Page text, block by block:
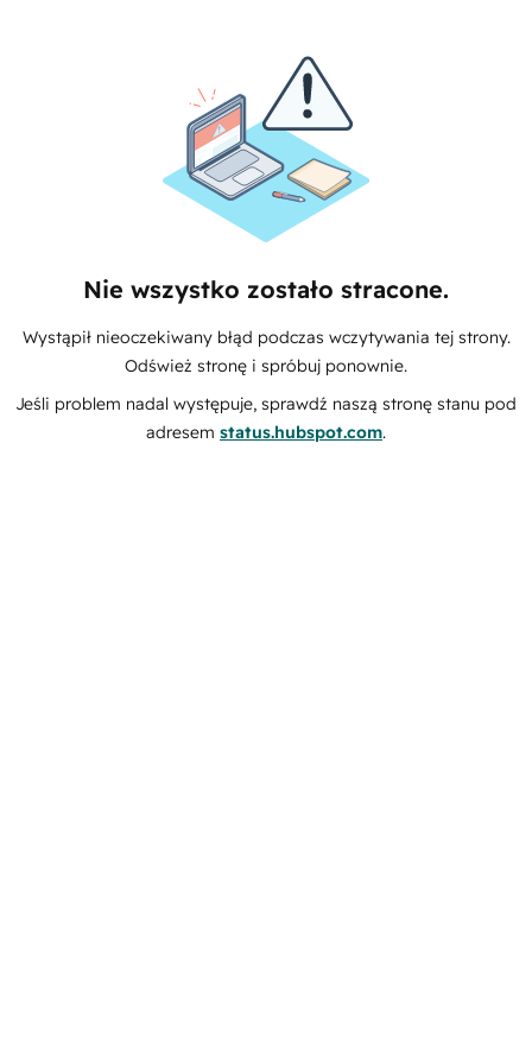
Nie wszystko zostało stracone.
Wystąpił nieoczekiwany błąd podczas wczytywania tej strony.
Odśwież stronę i spróbuj ponownie.
Jeśli problem nadal występuje, sprawdź naszą stronę stanu pod
adresem status.hubspot.com.